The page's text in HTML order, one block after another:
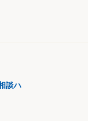
談ハ